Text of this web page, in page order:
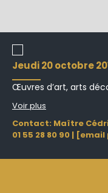
jeudi 20 octobre
Œuvres d’art, arts
Voir plus
Contact: Maître
01 55 28 80 90 |